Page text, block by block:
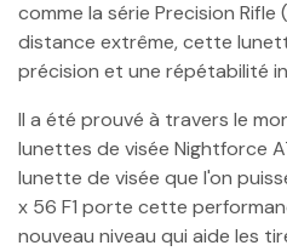
comme la série Precision Rifle
distance extrême, cette
précision et une répétabilité
Il a été prouvé à travers le
lunettes de visée Nightforce
lunette de visée que l'on
x 56 F1 porte cette
nouveau niveau qui aide les